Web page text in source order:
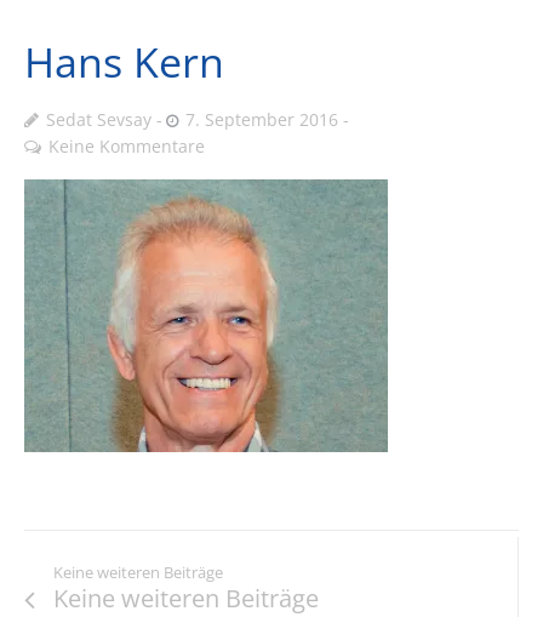
Hans Kern
Sedat Sevsay
7. September 2016
Keine Kommentare
Keine weiteren Beiträge
Keine weiteren Beiträge